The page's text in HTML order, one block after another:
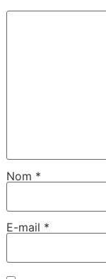
Nom *
E-mail *